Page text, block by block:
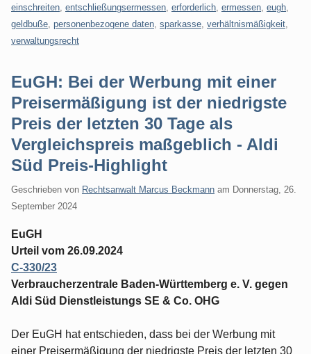
einschreiten entschließungsermessen erforderlich ermessen eugh
geldbuße personenbezogene daten sparkasse verhältnismäßigkeit
verwaltungsrecht
EuGH: Bei der Werbung mit einer
Preisermäßigung ist der niedrigste
Preis der letzten 30 Tage als
Vergleichspreis maßgeblich - Aldi
Süd Preis-Highlight
Geschrieben von Rechtsanwalt Marcus Beckmann am Donnerstag, 26.
September 2024
EuGH
Urteil vom 26.09.2024
C-330/23
Verbraucherzentrale Baden-Württemberg e. V. gegen
Aldi Süd Dienstleistungs SE & Co. OHG
Der EuGH hat entschieden, dass bei der Werbung mit
einer Preisermäßigung der niedrigste Preis der letzten 30